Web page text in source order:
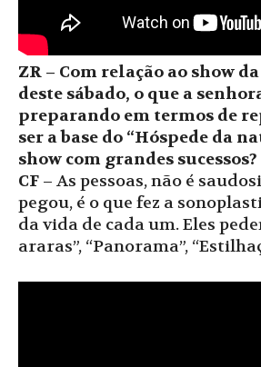
ZR – Com relação ao show da
deste sábado, o que a
preparando em termos de
ser a base do “Hóspede da
show com grandes sucessos?
CF – As pessoas, não é
pegou, é o que fez a
da vida de cada um. Eles
araras”, “Panorama”,